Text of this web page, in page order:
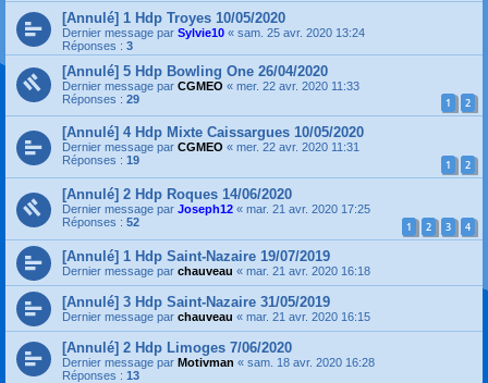
[Annulé] 1 Hdp Troyes 10/05/2020
Dernier message par Sylvie10 « sam. 25 avr. 2020 13:24
Réponses : 3
[Annulé] 5 Hdp Bowling One 26/04/2020
Dernier message par CGMEO « mer. 22 avr. 2020 11:33
Réponses : 29 1 2
[Annulé] 4 Hdp Mixte Caissargues 10/05/2020
Dernier message par CGMEO « mer. 22 avr. 2020 11:31
Réponses : 19 1 2
[Annulé] 2 Hdp Roques 14/06/2020
Dernier message par Joseph12 « mar. 21 avr. 2020 17:25
Réponses : 52 1 2 3 4
[Annulé] 1 Hdp Saint-Nazaire 19/07/2019
Dernier message par chauveau « mar. 21 avr. 2020 16:18
[Annulé] 3 Hdp Saint-Nazaire 31/05/2019
Dernier message par chauveau « mar. 21 avr. 2020 16:15
[Annulé] 2 Hdp Limoges 7/06/2020
Dernier message par Motivman « sam. 18 avr. 2020 16:28
Réponses : 13